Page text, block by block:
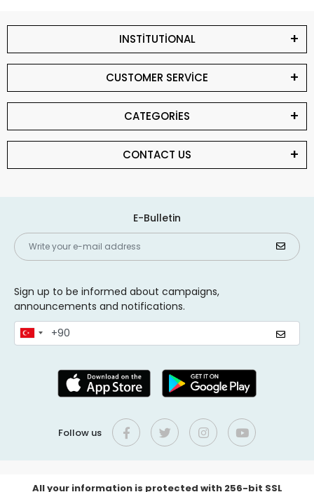
INSTİTUTİONAL
CUSTOMER SERVİCE
CATEGORİES
CONTACT US
E-Bulletin
Sign up to be informed about campaigns,
announcements and notifications.
Follow us
All your information is protected with 256-bit SSL